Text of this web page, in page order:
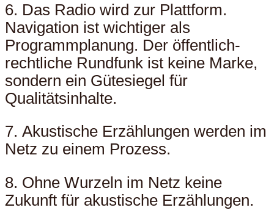
6. Das Radio wird zur Plattform.
Navigation ist wichtiger als
Programmplanung. Der öffentlich-
rechtliche Rundfunk ist keine Marke,
sondern ein Gütesiegel für
Qualitätsinhalte.
7. Akustische Erzählungen werden im
Netz zu einem Prozess.
8. Ohne Wurzeln im Netz keine
Zukunft für akustische Erzählungen.